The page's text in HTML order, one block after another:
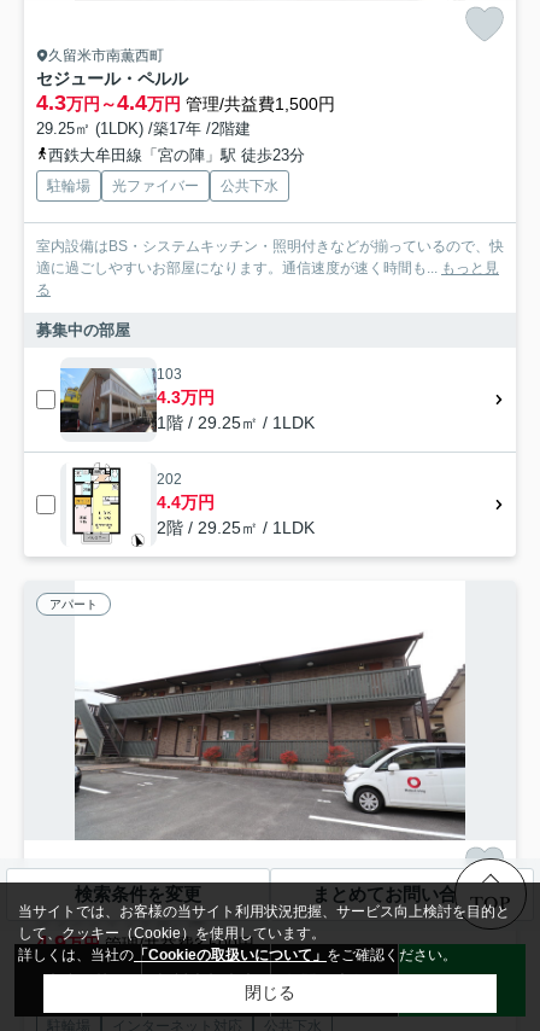
久留米市南薫西町
セジュール・ペルル
4.3万円～4.4万円 管理/共益費1,500円
29.25㎡ (1LDK) /築17年 /2階建
西鉄大牟田線「宮の陣」駅 徒歩23分
駐輪場 光ファイバー 公共下水
室内設備はBS・システムキッチン・照明付きなどが揃っているので、快
適に過ごしやすいお部屋になります。通信速度が速く時間も... もっと見
る
募集中の部屋
103
4.3万円
1階 / 29.25㎡ / 1LDK
202
4.4万円
2階 / 29.25㎡ / 1LDK
アパート
久留米市宮ノ陣
グランシャリオ宮ノ陣
4.9万円管理/共益費3,500円
33.00㎡ (1LDK) /築23年 /2階建
西鉄大牟田線「宮の陣」駅 徒歩4分
駐輪場 インターネット対応 公共下水
検索条件を変更 まとめてお問い合わせ
来店予約 無料売却査定 お問い合わせ LINE
TOP
当サイトでは、お客様の当サイト利用状況把握、サービス向上検討を目的と
して、クッキー（Cookie）を使用しています。
詳しくは、当社の 「Cookieの取扱いについて」 をご確認ください。
閉じる